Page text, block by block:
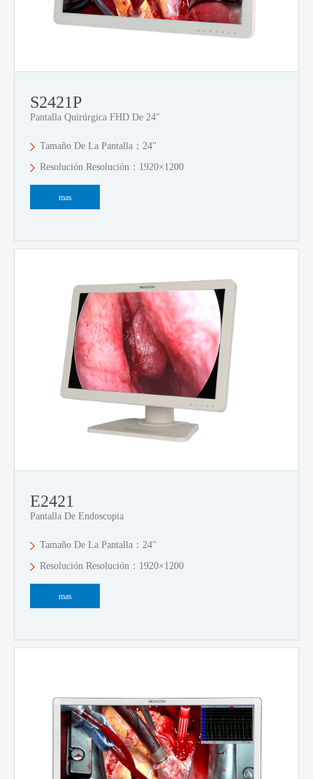
S2421P
Pantalla Quirúrgica FHD De 24"
Tamaño De La Pantalla：24"
Resolución Resolución：1920×1200
mas
E2421
Pantalla De Endoscopia
Tamaño De La Pantalla：24"
Resolución Resolución：1920×1200
mas